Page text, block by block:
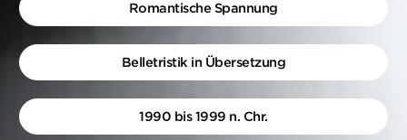
Romantische Spannung
Belletristik in Übersetzung
1990 bis 1999 n. Chr.